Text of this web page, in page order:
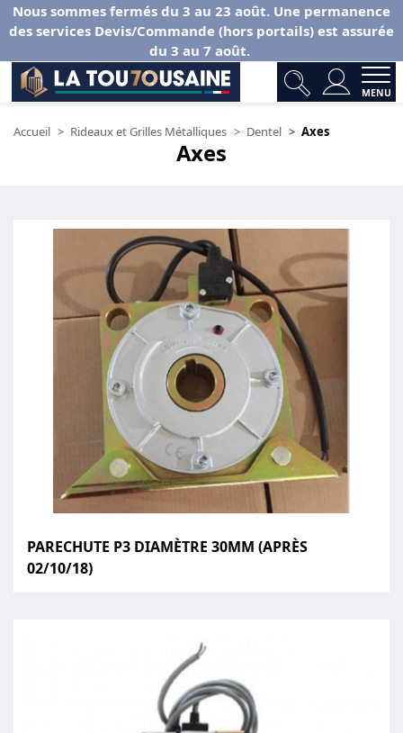
Nous sommes fermés du 3 au 23 août. Une permanence
des services Devis/Commande (hors portails) est assurée
du 3 au 7 août.
MENU
Accueil Rideaux et Grilles Métalliques Dentel Axes
Axes
PARECHUTE P3 DIAMÈTRE 30MM (APRÈS
02/10/18)